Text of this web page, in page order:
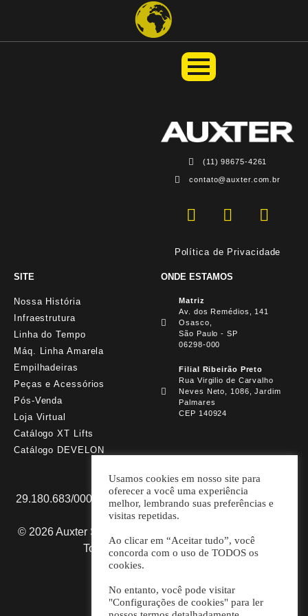
(11) 98675-4261
contato@auxter.com.br
Política de Privacidade
SITE
Nossa História
Infraestrutura
Linha do Tempo
Máq. Linha Amarela
Empilhadeiras
Peças e Acessórios
Pós-Venda
Loja Virtual
Catálogo XT Lifts
Catálogo DEVELON
ONDE ESTAMOS
Matriz
Av. dos Remédios, 141
Osasco,
São Paulo - SP
06298-000
Filial Ribeirão Preto
Rua Virgilio de Carvalho
Neves Neto, 1086, Jardim
Palmares
CEP 140924
29.180.683/0001-98 AUXTER SP MÁQUINAS E PARTS
LTDA.
© 2026 Auxter Soluções em Máquinas e Equipamentos.
Todos os direitos reservados.
Usamos cookies em nosso site para
oferecer a você uma experiência
melhor, lembrando suas preferências e
visitas repetidas.
Ao clicar em “Aceitar tudo”, você
concorda com o uso de TODOS os
cookies.
No entanto, você pode visitar
"Configurações de cookies" para ler